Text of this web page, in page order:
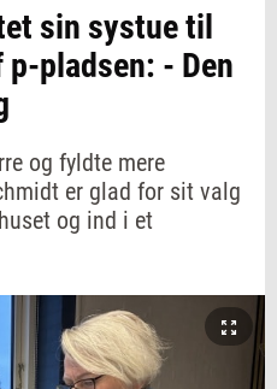
sin systue til
p-pladsen: - Den
og fyldte mere
er glad for sit valg
og ind i et